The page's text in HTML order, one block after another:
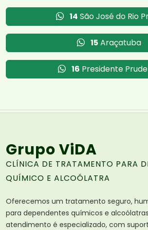
14 São José do Rio
15 Araçatuba
16 Presidente
Grupo ViDA
CLÍNICA DE TRATAMENTO PARA
QUÍMICO E ALCOÓLATRA
Oferecemos um tratamento seguro,
para dependentes químicos e
atendimento é especializado, com